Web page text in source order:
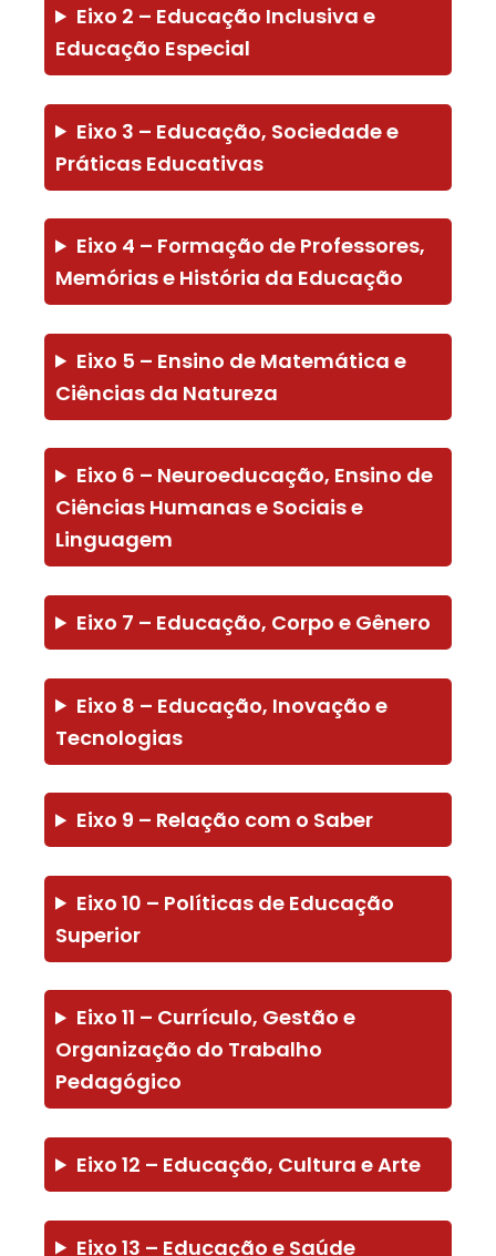
Eixo 2 – Educação Inclusiva e
Educação Especial
Eixo 3 – Educação, Sociedade e
Práticas Educativas
Eixo 4 – Formação de Professores,
Memórias e História da Educação
Eixo 5 – Ensino de Matemática e
Ciências da Natureza
Eixo 6 – Neuroeducação, Ensino de
Ciências Humanas e Sociais e
Linguagem
Eixo 7 – Educação, Corpo e Gênero
Eixo 8 – Educação, Inovação e
Tecnologias
Eixo 9 – Relação com o Saber
Eixo 10 – Políticas de Educação
Superior
Eixo 11 – Currículo, Gestão e
Organização do Trabalho
Pedagógico
Eixo 12 – Educação, Cultura e Arte
Eixo 13 – Educação e Saúde